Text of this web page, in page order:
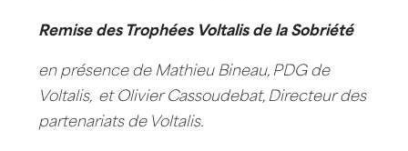
Remise des Trophées Voltalis de la Sobriété
en présence de Mathieu Bineau, PDG de
Voltalis, et Olivier Cassoudebat, Directeur des
partenariats de Voltalis.